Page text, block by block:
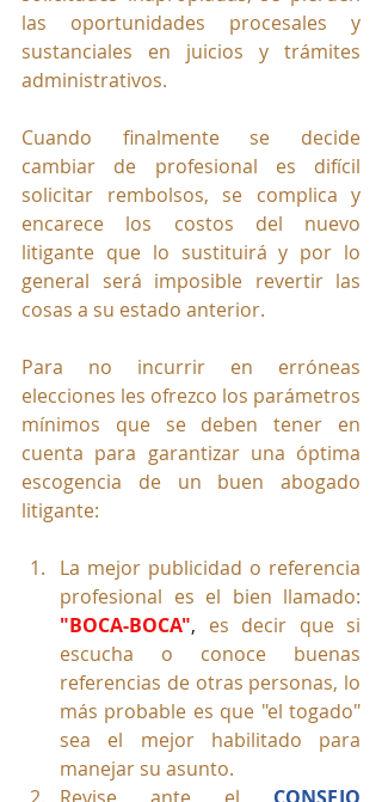
las oportunidades procesales y
sustanciales en juicios y trámites
administrativos.
Cuando finalmente se decide
cambiar de profesional es difícil
solicitar rembolsos, se complica y
encarece los costos del nuevo
litigante que lo sustituirá y por lo
general será imposible revertir las
cosas a su estado anterior.
Para no incurrir en erróneas
elecciones les ofrezco los parámetros
mínimos que se deben tener en
cuenta para garantizar una óptima
escogencia de un buen abogado
litigante:
La mejor publicidad o referencia
profesional es el bien llamado:
"BOCA-BOCA", es decir que si
escucha o conoce buenas
referencias de otras personas, lo
más probable es que "el togado"
sea el mejor habilitado para
manejar su asunto.